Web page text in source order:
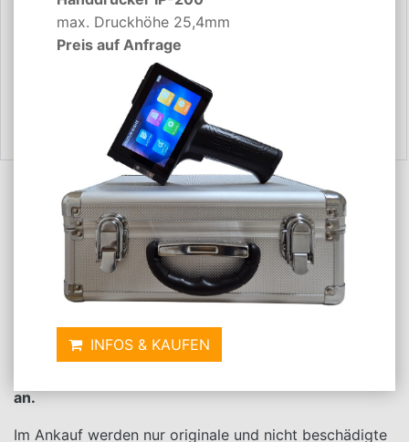
ZURÜCK
Ankauf leere Hewlett Packard
Derzeit kaufen wir Ihre leeren Hewlett Packard
an.
Im Ankauf werden nur originale und nicht beschädigte
max. Druckhöhe 25,4mm
Preis auf Anfrage
INFOS & KAUFEN